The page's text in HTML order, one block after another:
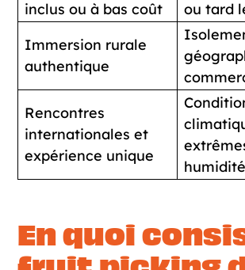
inclus ou à bas coût
ou tard
Immersion rurale
authentique
Rencontres
internationales et
expérience unique
En quoi